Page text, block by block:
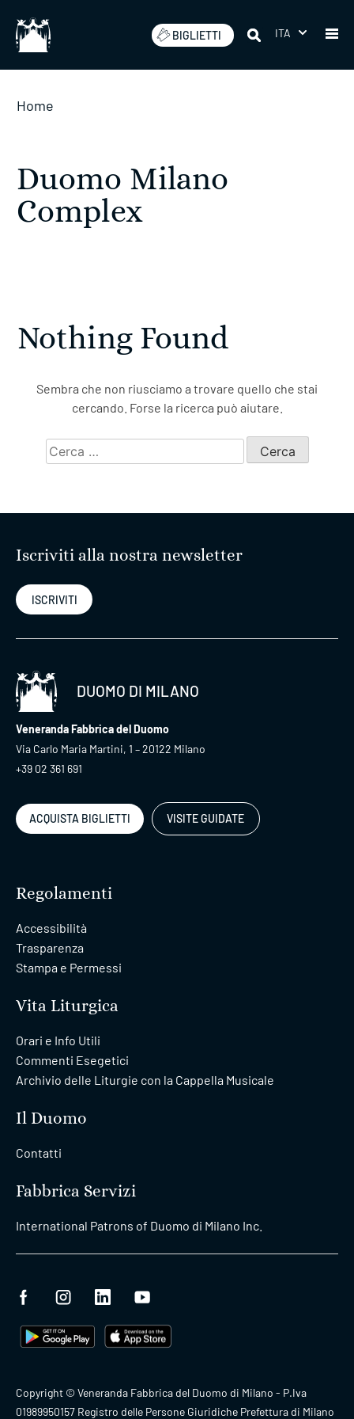
BIGLIETTI ITA
Home
Duomo Milano
Complex
Nothing Found ​
Sembra che non riusciamo a trovare quello che stai
cercando. Forse la ricerca può aiutare.
Ricerca
per:
Iscriviti alla nostra newsletter
ISCRIVITI
DUOMO DI MILANO
Veneranda Fabbrica del Duomo
Via Carlo Maria Martini, 1 – 20122 Milano
+39 02 361 691
ACQUISTA BIGLIETTI VISITE GUIDATE
Regolamenti
Accessibilità
Trasparenza
Stampa e Permessi
Vita Liturgica
Orari e Info Utili
Commenti Esegetici
Archivio delle Liturgie con la Cappella Musicale
Il Duomo
Contatti
Fabbrica Servizi
International Patrons of Duomo di Milano Inc.
Copyright © Veneranda Fabbrica del Duomo di Milano - P.Iva
01989950157 Registro delle Persone Giuridiche Prefettura di Milano